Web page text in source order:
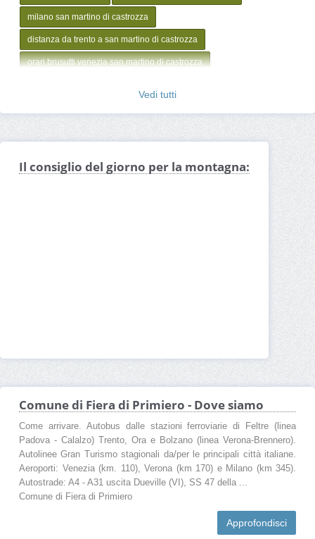
milano san martino di castrozza
distanza da trento a san martino di castrozza
orari brusutti venezia san martino di castrozza
Vedi tutti
Il consiglio del giorno per la montagna:
Comune di Fiera di Primiero - Dove siamo
Come arrivare. Autobus dalle stazioni ferroviarie di Feltre (linea
Padova - Calalzo) Trento, Ora e Bolzano (linea Verona-Brennero).
Autolinee Gran Turismo stagionali da/per le principali città italiane.
Aeroporti: Venezia (km. 110), Verona (km 170) e Milano (km 345).
Autostrade: A4 - A31 uscita Dueville (VI), SS 47 della ...
Comune di Fiera di Primiero
Approfondisci